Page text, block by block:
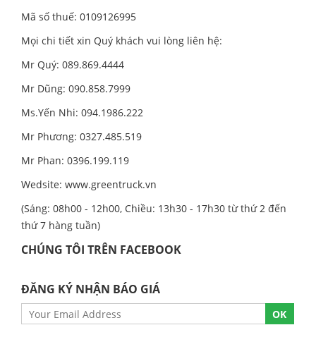
Mã số thuế: 0109126995
Mọi chi tiết xin Quý khách vui lòng liên hệ:
Mr Quý: 089.869.4444
Mr Dũng: 090.858.7999
Ms.Yến Nhi: 094.1986.222
Mr Phương: 0327.485.519
Mr Phan: 0396.199.119
Wedsite: www.greentruck.vn
(Sáng: 08h00 - 12h00, Chiều: 13h30 - 17h30 từ thứ 2 đến
thứ 7 hàng tuần)
CHÚNG TÔI TRÊN FACEBOOK
ĐĂNG KÝ NHẬN BÁO GIÁ